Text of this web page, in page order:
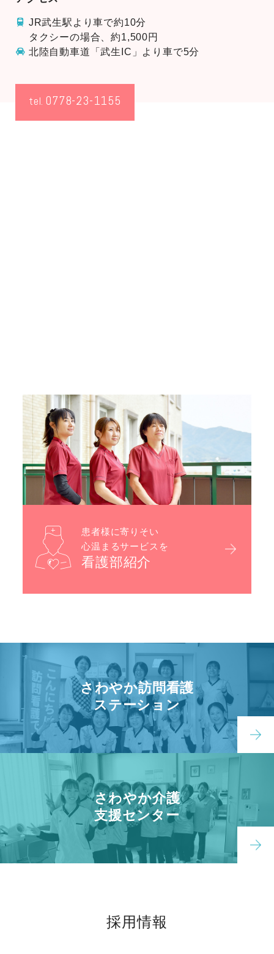
JR武生駅より車で約10分
タクシーの場合、約1,500円
北陸自動車道「武生IC」より車で5分
tel. 0778-23-1155
患者様に寄りそい
心温まるサービスを
看護部紹介
さわやか訪問看護
ステーション
さわやか介護
支援センター
採用情報